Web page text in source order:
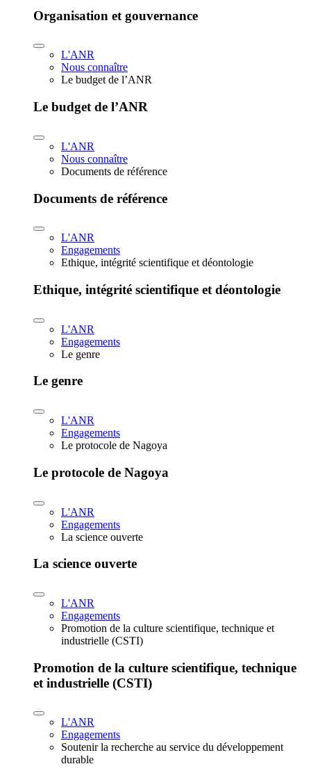
Organisation et gouvernance
L'ANR
Nous connaître
Le budget de l’ANR
Le budget de l’ANR
L'ANR
Nous connaître
Documents de référence
Documents de référence
L'ANR
Engagements
Ethique, intégrité scientifique et déontologie
Ethique, intégrité scientifique et déontologie
L'ANR
Engagements
Le genre
Le genre
L'ANR
Engagements
Le protocole de Nagoya
Le protocole de Nagoya
L'ANR
Engagements
La science ouverte
La science ouverte
L'ANR
Engagements
Promotion de la culture scientifique, technique et
industrielle (CSTI)
Promotion de la culture scientifique, technique
et industrielle (CSTI)
L'ANR
Engagements
Soutenir la recherche au service du développement
durable